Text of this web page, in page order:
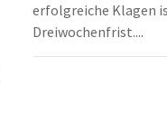
erfolgreiche Klagen
Dreiwochenfrist....